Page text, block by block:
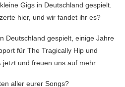
Gigs in Deutschland gespielt.
hier, und wir fandet ihr es?
Deutschland gespielt, einige Jahre
für The Tragically Hip und
und freuen uns auf mehr.
aller eurer Songs?